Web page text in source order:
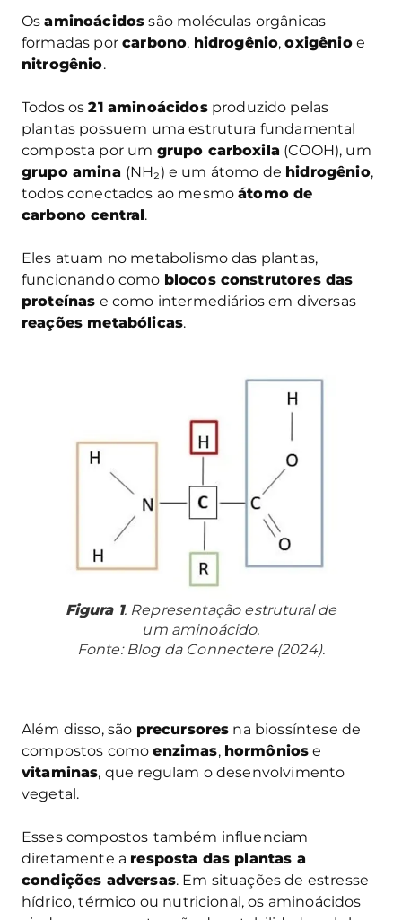
Osaminoácidos são moléculas orgânicas
formadas porcarbono, hidrogênio,oxigênioe
nitrogênio.
Todos os21 aminoácidosproduzido pelas
plantas possuem uma estrutura fundamental
composta por um grupo carboxila(COOH), um
grupo amina (NH₂) e um átomo de hidrogênio,
todos conectados ao mesmoátomo de
carbono central.
Eles atuam no metabolismo das plantas,
funcionando como blocos construtores das
proteínas e como intermediários em diversas
reações metabólicas.
Figura 1. Representação estrutural de
um aminoácido.
Fonte: Blog da Connectere (2024).
Além disso, são precursores na biossíntese de
compostos comoenzimas, hormônios e
vitaminas, que regulam o desenvolvimento
vegetal.
Esses compostos também influenciam
diretamente a resposta das plantas a
condições adversas. Em situações de estresse
hídrico, térmico ou nutricional, os aminoácidos